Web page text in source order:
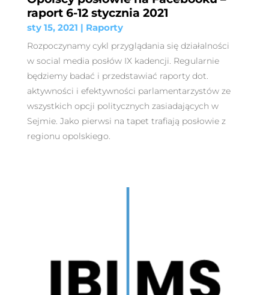
raport 6-12 stycznia 2021
sty 15, 2021 | Raporty
Rozpoczynamy cykl przyglądania się działalności
w social media posłów IX kadencji. Regularnie
będziemy badać i przedstawiać raporty dot.
aktywności i efektywności parlamentarzystów ze
wszystkich opcji politycznych zasiadających w
Sejmie. Jako pierwsi na tapet trafiają posłowie z
regionu opolskiego.